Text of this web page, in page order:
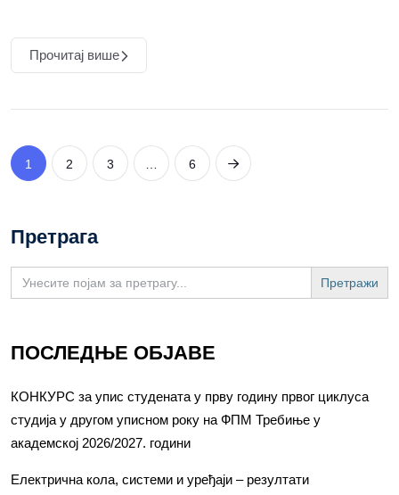
Прочитај више
1 2 3 6
Претрага
Search
for:
ПОСЛЕДЊЕ ОБЈАВЕ
КОНКУРС за упис студената у прву годину првог циклуса
студија у другом уписном року на ФПМ Требиње у
академској 2026/2027. години
Електрична кола, системи и уређаји – резултати